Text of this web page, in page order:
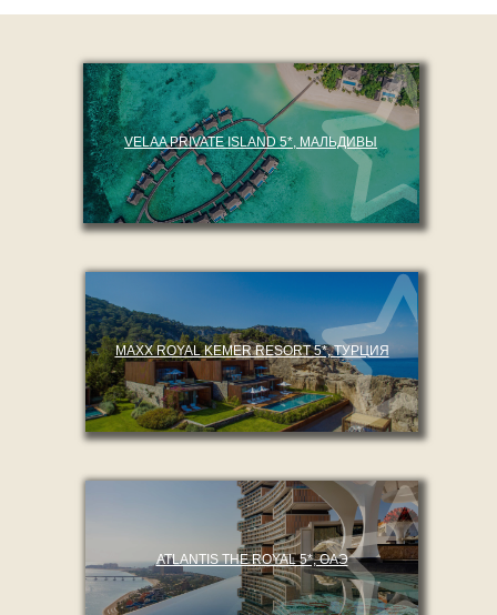
VELAA PRIVATE ISLAND 5*, МАЛЬДИВЫ
MAXX ROYAL KEMER RESORT 5*, ТУРЦИЯ
ATLANTIS THE ROYAL 5*, ОАЭ